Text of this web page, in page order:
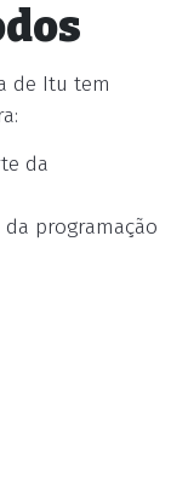
de Itu tem
programação